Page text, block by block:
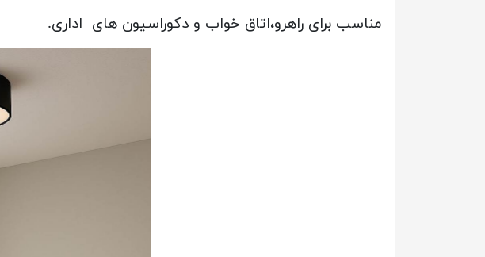
مناسب برای راهرو،اتاق خواب و دکوراسیون های اداری.